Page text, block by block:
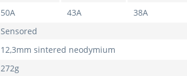
50A 43A 38A
Sensored
12,3mm sintered neodymium
272g